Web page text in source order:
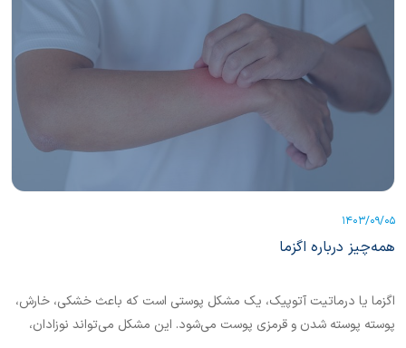
به این معناست که سالم هستیم. یبوست به معنای نیاز به وارد کردن فشار
بیش از حد در زمان اجابت مزاج، یا دفع مدفوع سفت یا احساس عدم دفع
کامل مدفوع است.
1403/09/05
همه‌چیز درباره اگزما
اگزما یا درماتیت آتوپیک، یک مشکل پوستی است که باعث خشکی، خارش،
پوسته پوسته شدن و قرمزی پوست می‌شود. این مشکل می‌تواند نوزادان،